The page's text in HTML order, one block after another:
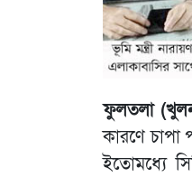
ফুলতলা
কারণে চাপা
ইতোমধ্যে